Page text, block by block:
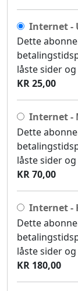
Internet -
Dette
låste sider og
KR 25,00
Internet -
Dette
låste sider og
KR 70,00
Internet -
Dette
låste sider og
KR 180,00